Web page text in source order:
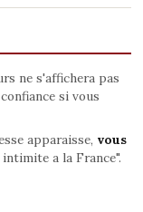
ne s'affichera pas
si vous
apparaisse, vous
a la France".